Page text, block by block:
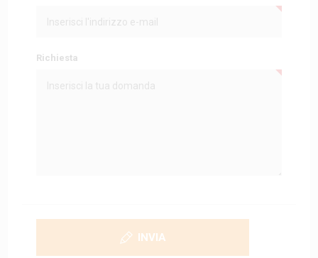
Richiesta
INVIA